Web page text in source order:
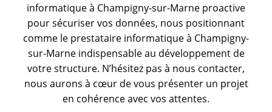
informatique à Champigny-sur-Marne proactive
pour sécuriser vos données, nous positionnant
comme le prestataire informatique à Champigny-
sur-Marne indispensable au développement de
votre structure. N’hésitez pas à nous contacter,
nous aurons à cœur de vous présenter un projet
en cohérence avec vos attentes.